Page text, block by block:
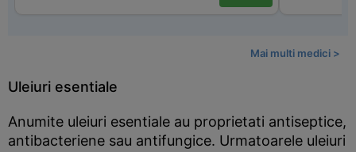
Mai multi medici >
Uleiuri esentiale
Anumite uleiuri esentiale au proprietati antiseptice,
antibacteriene sau antifungice. Urmatoarele uleiuri